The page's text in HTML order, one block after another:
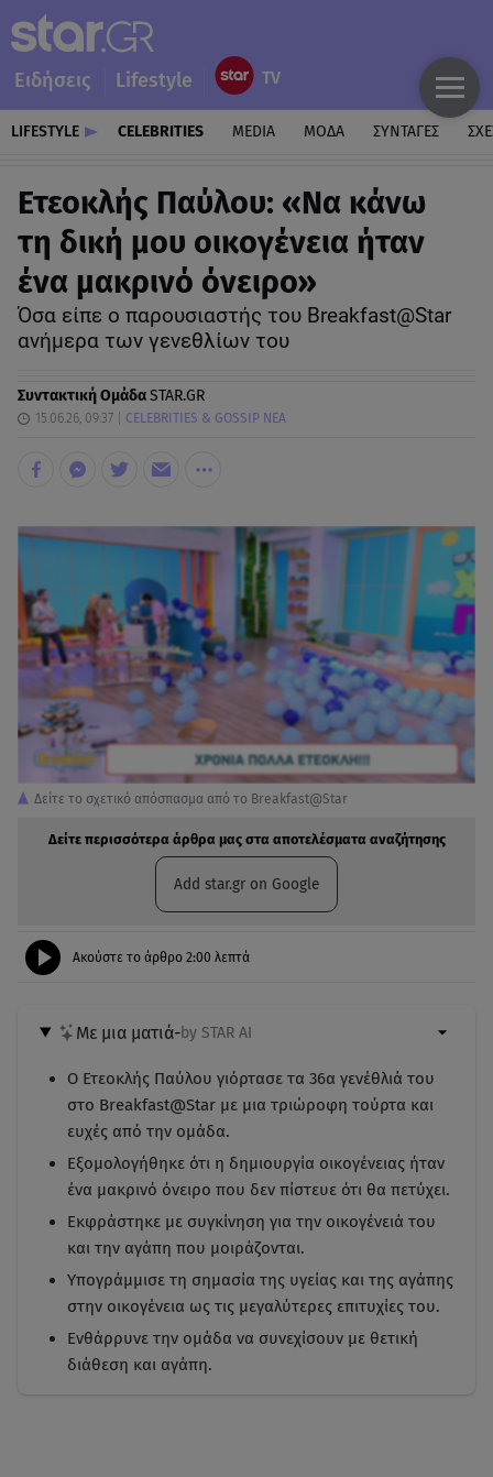
Ειδήσεις Lifestyle
LIFESTYLE CELEBRITIES MEDIA ΜΟΔΑ ΣΥΝΤΑΓΕΣ
Ετεοκλής Παύλου: «Να κάνω
τη δική μου οικογένεια ήταν
ένα μακρινό όνειρο»
Όσα είπε ο παρουσιαστής του Breakfast@Star
ανήμερα των γενεθλίων του
Συντακτική ΟμάδαSTAR.GR
15.06.26, 09:37 CELEBRITIES & GOSSIP ΝΕΑ
Δείτε το σχετικό απόσπασμα από το Breakfast@Star
Δείτε περισσότερα άρθρα μας στα αποτελέσματα αναζήτησης
Add star.gr on Google
Ακούστε το άρθρο 2:00 λεπτά
Με μια ματιά-by STAR AI
Ο Ετεοκλής Παύλου γιόρτασε τα 36α γενέθλιά του
στο Breakfast@Star με μια τριώροφη τούρτα και
ευχές από την ομάδα.
Εξομολογήθηκε ότι η δημιουργία οικογένειας ήταν
ένα μακρινό όνειρο που δεν πίστευε ότι θα πετύχει.
Εκφράστηκε με συγκίνηση για την οικογένειά του
και την αγάπη που μοιράζονται.
Υπογράμμισε τη σημασία της υγείας και της αγάπης
στην οικογένεια ως τις μεγαλύτερες επιτυχίες του.
Ενθάρρυνε την ομάδα να συνεχίσουν με θετική
διάθεση και αγάπη.